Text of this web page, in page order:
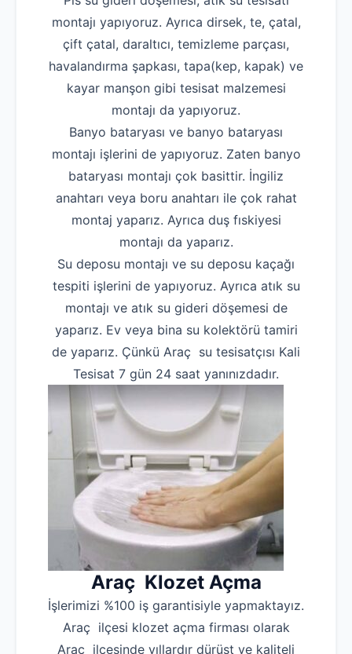
Robotla Tıkanıklık Açma
Su Kaçağı Tespiti
Profesyonel Petek Temizliği
Uzmana Sor
Hakkımızda
İletişim
montajı yapıyoruz. Ayrıca dirsek, te, çatal,
çift çatal, daraltıcı, temizleme parçası,
havalandırma şapkası, tapa(kep, kapak) ve
kayar manşon gibi tesisat malzemesi
montajı da yapıyoruz.
Banyo bataryası ve banyo bataryası
montajı işlerini de yapıyoruz. Zaten banyo
bataryası montajı çok basittir. İngiliz
anahtarı veya boru anahtarı ile çok rahat
montaj yaparız. Ayrıca duş fıskiyesi
montajı da yaparız.
Su deposu montajı ve su deposu kaçağı
tespiti işlerini de yapıyoruz. Ayrıca atık su
montajı ve atık su gideri döşemesi de
yaparız. Ev veya bina su kolektörü tamiri
de yaparız. Çünkü Araç su tesisatçısı Kali
Tesisat 7 gün 24 saat yanınızdadır.
Araç Klozet Açma
İşlerimizi %100 iş garantisiyle yapmaktayız.
Araç ilçesi klozet açma firması olarak
Araç ilçesinde yıllardır dürüst ve kaliteli